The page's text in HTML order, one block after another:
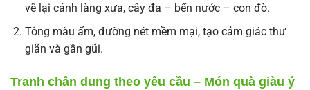
vẽ lại cảnh làng xưa, cây đa – bến nước – con đò.
Tông màu ấm, đường nét mềm mại, tạo cảm giác thư
giãn và gần gũi.
Tranh chân dung theo yêu cầu – Món quà giàu ý